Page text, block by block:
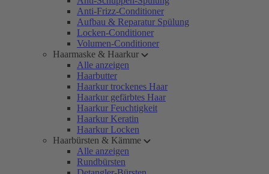
Anti-Frizz-Conditioner
Aufbau & Reparatur Spülung
Locken-Conditioner
Volumen-Conditioner
Haarmaske & Haarkur
Alle anzeigen
Haarbutter
Haarkur trockenes Haar
Haarkur gefärbtes Haar
Haarkur Feuchtigkeit
Haarkur Keratin
Haarkur Locken
Haarbürsten & Kämme
Alle anzeigen
Rundbürsten